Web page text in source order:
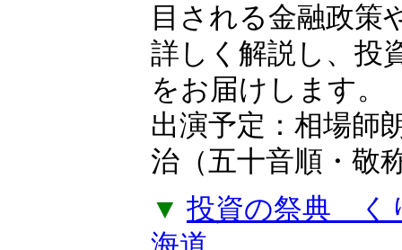
っく株365の15周
て、北海道で開催
目される金融政策
詳しく解説し、投
をお届けします。
出演予定：相場師
治（五十音順・敬